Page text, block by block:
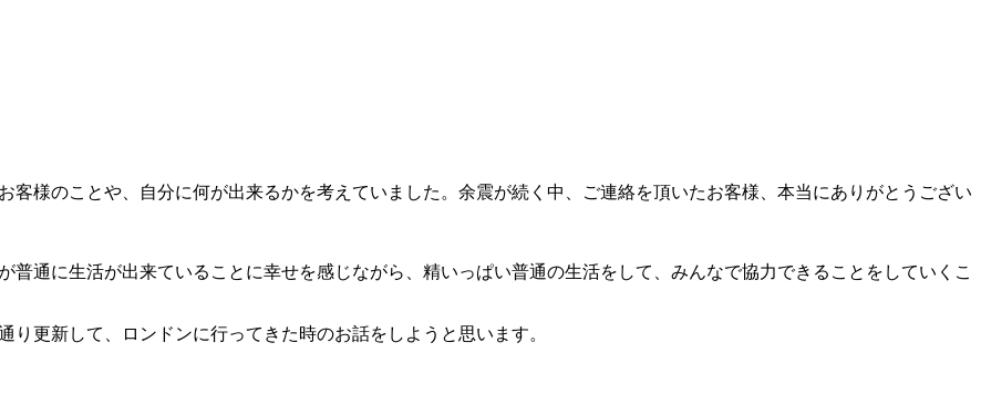
様のことや、自分に何が出来るかを考えていました。余震が続く中、ご連絡を頂いたお客様、本当にありがとうござい
通に生活が出来ていることに幸せを感じながら、精いっぱい普通の生活をして、みんなで協力できることをしていくこ
更新して、ロンドンに行ってきた時のお話をしようと思います。